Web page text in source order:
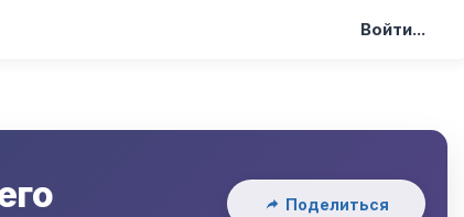
Войти...
Поделиться